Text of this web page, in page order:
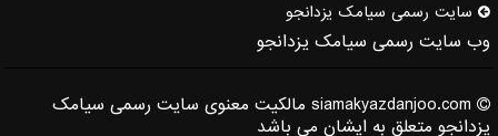
سایت رسمی سیامك یزدانجو
وب سایت رسمی سیامک یزدانجو
siamakyazdanjoo.com مالکیت معنوی سایت رسمی سیامک
یزدانجو متعلق به ایشان می باشد